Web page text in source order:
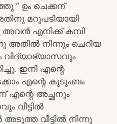
” ഉം ചെക്കന്
മറുപടിയായി
എനിക്ക് കമ്പി
അതിൽ നിന്നും ചെറിയ
വിദ്യാഭ്യാസവും
ഇനി എന്റെ
എന്റെ കുടുംബം
എന്റെ അച്ഛനും
വീട്ടിൽ
വീട്ടിൽ നിന്നു